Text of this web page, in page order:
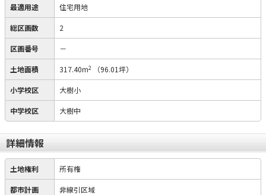
最適用途 住宅用地
総区画数 2
区画番号 －
土地面積 317.40m2 （96.01坪）
小学校区 大樹小
中学校区 大樹中
詳細情報
土地権利 所有権
都市計画 非線引区域